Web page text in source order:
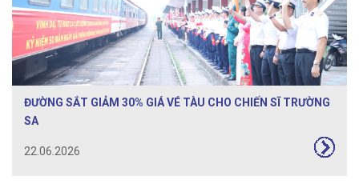
ĐƯỜNG SẮT GIẢM 30% GIÁ VÉ TÀU CHO CHIẾN SĨ TRƯỜNG
SA
22.06.2026